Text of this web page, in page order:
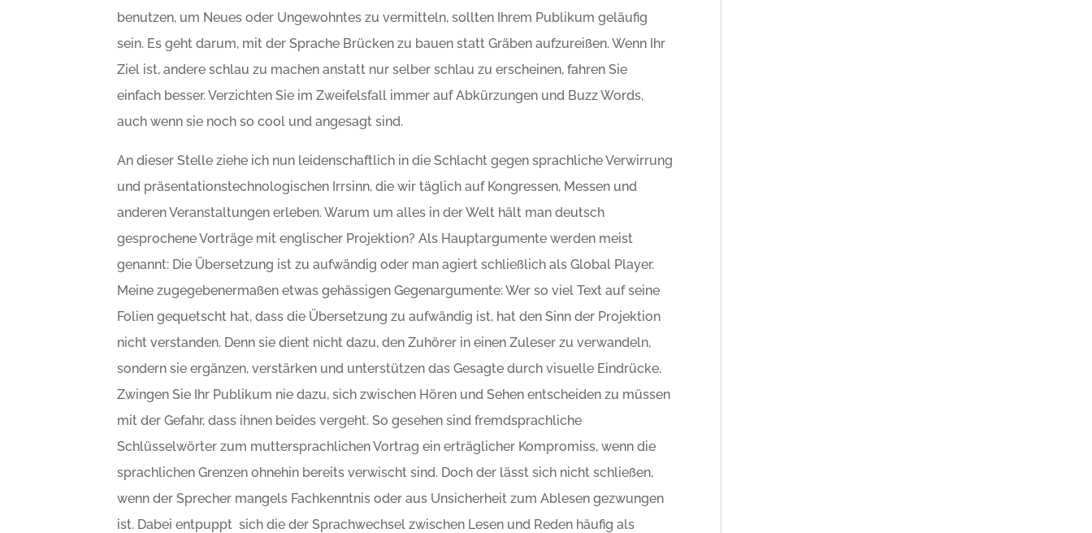
benutzen, um Neues oder Ungewohntes zu vermitteln, sollten Ihrem Publikum geläufig
sein. Es geht darum, mit der Sprache Brücken zu bauen statt Gräben aufzureißen. Wenn Ihr
Ziel ist, andere schlau zu machen anstatt nur selber schlau zu erscheinen, fahren Sie
einfach besser. Verzichten Sie im Zweifelsfall immer auf Abkürzungen und Buzz Words,
auch wenn sie noch so cool und angesagt sind.
An dieser Stelle ziehe ich nun leidenschaftlich in die Schlacht gegen sprachliche Verwirrung
und präsentationstechnologischen Irrsinn, die wir täglich auf Kongressen, Messen und
anderen Veranstaltungen erleben. Warum um alles in der Welt hält man deutsch
gesprochene Vorträge mit englischer Projektion? Als Hauptargumente werden meist
genannt: Die Übersetzung ist zu aufwändig oder man agiert schließlich als Global Player.
Meine zugegebenermaßen etwas gehässigen Gegenargumente: Wer so viel Text auf seine
Folien gequetscht hat, dass die Übersetzung zu aufwändig ist, hat den Sinn der Projektion
nicht verstanden. Denn sie dient nicht dazu, den Zuhörer in einen Zuleser zu verwandeln,
sondern sie ergänzen, verstärken und unterstützen das Gesagte durch visuelle Eindrücke.
Zwingen Sie Ihr Publikum nie dazu, sich zwischen Hören und Sehen entscheiden zu müssen
mit der Gefahr, dass ihnen beides vergeht. So gesehen sind fremdsprachliche
Schlüsselwörter zum muttersprachlichen Vortrag ein erträglicher Kompromiss, wenn die
sprachlichen Grenzen ohnehin bereits verwischt sind. Doch der lässt sich nicht schließen,
wenn der Sprecher mangels Fachkenntnis oder aus Unsicherheit zum Ablesen gezwungen
ist. Dabei entpuppt sich die der Sprachwechsel zwischen Lesen und Reden häufig als